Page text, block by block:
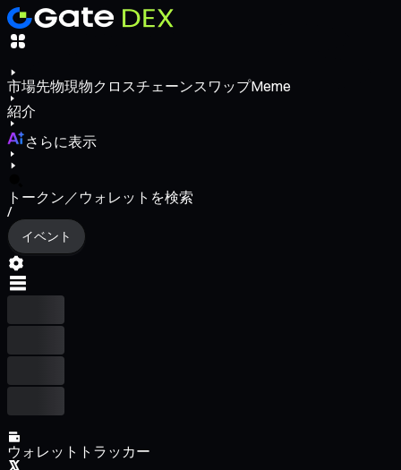
市場先物現物クロスチェーンスワップMeme
紹介
さらに表示
トークン／ウォレットを検索
/
イベント
ウォレットトラッカー